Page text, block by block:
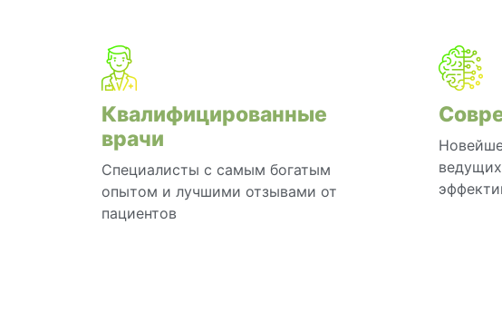
Квалифицированные
врачи
Специалисты с самым богатым
опытом и лучшими отзывами от
пациентов